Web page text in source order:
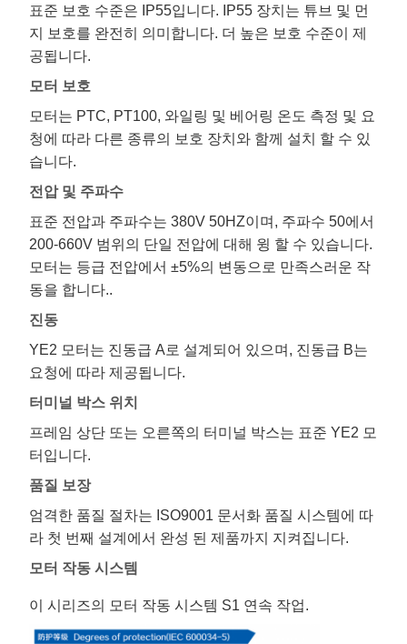
표준 보호 수준은 IP55입니다. IP55 장치는 튜브 및 먼
지 보호를 완전히 의미합니다. 더 높은 보호 수준이 제
공됩니다.
모터 보호
모터는 PTC, PT100, 와일링 및 베어링 온도 측정 및 요
청에 따라 다른 종류의 보호 장치와 함께 설치 할 수 있
습니다.
전압 및 주파수
표준 전압과 주파수는 380V 50HZ이며, 주파수 50에서
200-660V 범위의 단일 전압에 대해 윙 할 수 있습니다.
모터는 등급 전압에서 ±5%의 변동으로 만족스러운 작
동을 합니다..
진동
YE2 모터는 진동급 A로 설계되어 있으며, 진동급 B는
요청에 따라 제공됩니다.
터미널 박스 위치
프레임 상단 또는 오른쪽의 터미널 박스는 표준 YE2 모
터입니다.
품질 보장
엄격한 품질 절차는 ISO9001 문서화 품질 시스템에 따
라 첫 번째 설계에서 완성 된 제품까지 지켜집니다.
모터 작동 시스템
이 시리즈의 모터 작동 시스템 S1 연속 작업.